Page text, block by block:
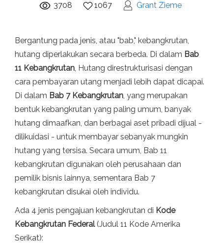
3708 1067 Grant Zieme
Bergantung pada jenis, atau "bab," kebangkrutan,
hutang diperlakukan secara berbeda. Di dalam Bab
11 Kebangkrutan, Hutang direstrukturisasi dengan
cara pembayaran utang menjadi lebih dapat dicapai.
Di dalam Bab 7 Kebangkrutan, yang merupakan
bentuk kebangkrutan yang paling umum, banyak
hutang dimaafkan, dan berbagai aset pribadi dijual -
dilikuidasi - untuk membayar sebanyak mungkin
hutang yang tersisa. Secara umum, Bab 11
kebangkrutan digunakan oleh perusahaan dan
pemilik bisnis lainnya, sementara Bab 7
kebangkrutan disukai oleh individu.
Ada 4 jenis pengajuan kebangkrutan di Kode
Kebangkrutan Federal(Judul 11 ​​Kode Amerika
Serikat):